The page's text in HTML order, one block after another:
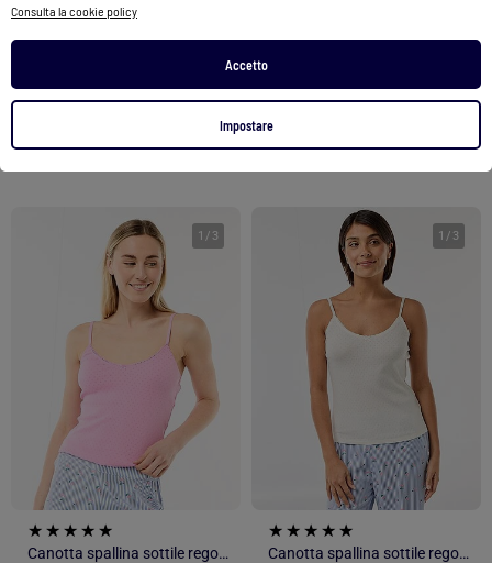
Consulta la cookie policy
Accetto
Impostare
1 / 3
Canotta spallina sottile regolabile in cotone tinta unita
1 / 3
Canotta spallina sottile regolabile in cotone tinta unita